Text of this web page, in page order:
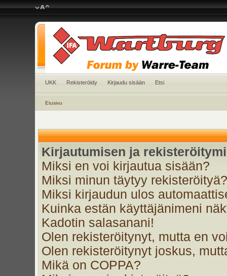
UKK Rekisteröidy Kirjaudu sisään Etsi
Etusivu
Kirjautumisen ja
Miksi en voi kirjautua sisään?
Miksi minun täytyy rekisteröityä?
Miksi kirjaudun ulos
Kuinka estän käyttäjänimeni
Kadotin salasanani!
Olen rekisteröitynyt, mutta en
Olen rekisteröitynyt joskus,
Mikä on COPPA?